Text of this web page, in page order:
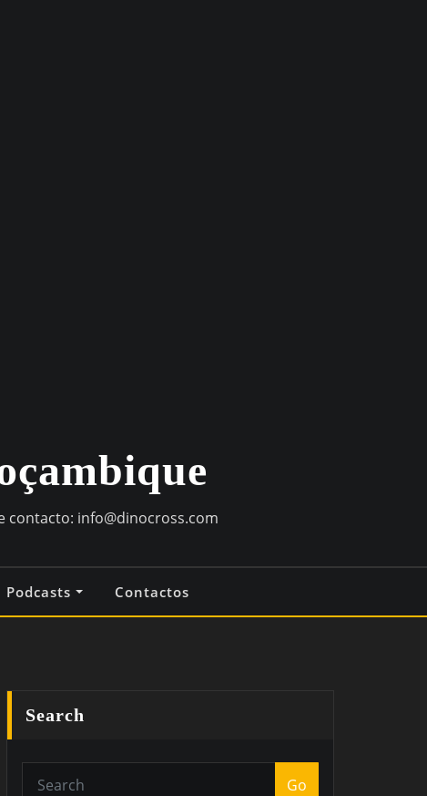
contacto: info@dinocross.com
Podcasts Contactos
Search
Go